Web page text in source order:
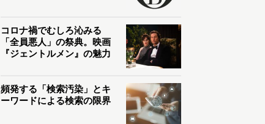
コロナ禍でむしろ沁みる
「全員悪人」の祭典。映画
『ジェントルメン』の魅力
頻発する「検索汚染」とキ
ーワードによる検索の限界